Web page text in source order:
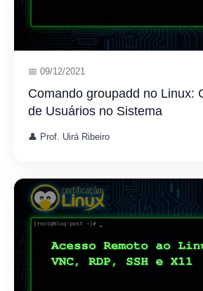
📅 09/12/2021
Comando groupadd no Linux:
de Usuários no Sistema
👤 Prof. Uirá Ribeiro